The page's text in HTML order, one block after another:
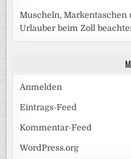
Muscheln, Markentaschen
Urlauber beim Zoll
Anmelden
Eintrags-Feed
Kommentar-Feed
WordPress.org